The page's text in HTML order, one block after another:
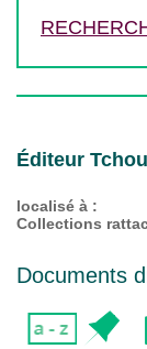
Éditeur Tchou
localisé à :
Collections
Documents